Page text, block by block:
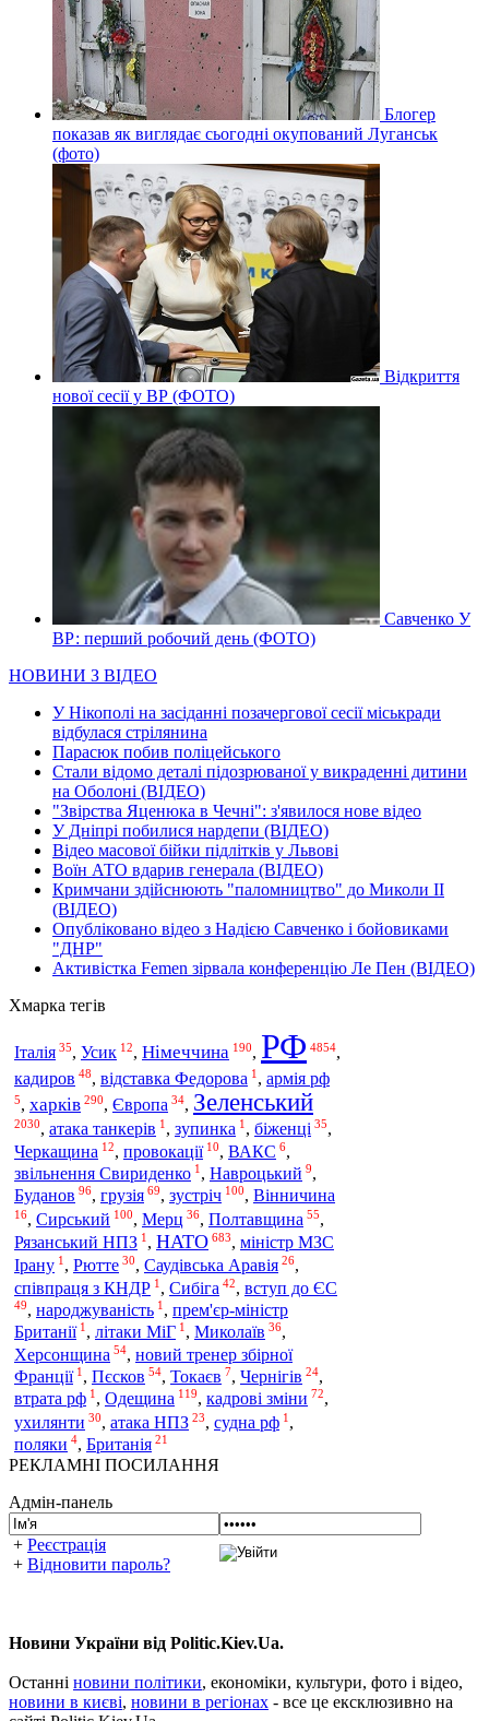
Блогер
показав як виглядає сьогодні окупований Луганськ
(фото)
Відкриття
нової сесії у ВР (ФОТО)
Савченко У
ВР: перший робочий день (ФОТО)
НОВИНИ З ВІДЕО
У Нікополі на засіданні позачергової сесії міськради
відбулася стрілянина
Парасюк побив поліцейського
Стали відомо деталі підозрюваної у викраденні дитини
на Оболоні (ВІДЕО)
"Звірства Яценюка в Чечні": з'явилося нове відео
У Дніпрі побилися нардепи (ВІДЕО)
Відео масової бійки підлітків у Львові
Воїн АТО вдарив генерала (ВІДЕО)
Кримчани здійснюють "паломництво" до Миколи ІІ
(ВІДЕО)
Опубліковано відео з Надією Савченко і бойовиками
"ДНР"
Активістка Femen зірвала конференцію Ле Пен (ВІДЕО)
Хмарка тегів
Італія 35, Усик 12, Німеччина 190, РФ 4854,
кадиров 48, відставка Федорова 1 , армія рф
5, харків 290, Європа 34, Зеленський
2030, атака танкерів 1 , зупинка 1 , біженці 35,
Черкащина 12, провокації 10, ВАКС 6,
звільнення Свириденко 1 , Навроцький 9,
Буданов 96, грузія 69, зустріч 100, Вінничина
16, Сирський 100, Мерц 36, Полтавщина 55,
Рязанський НПЗ 1 , НАТО 683, міністр МЗС
Ірану 1 , Рютте 30, Саудівська Аравія 26,
співпраця з КНДР 1 , Сибіга 42, вступ до ЄС
49, народжуваність 1 , прем'єр-міністр
Британії 1 , літаки МіГ 1 , Миколаїв 36,
Херсонщина 54, новий тренер збірної
Франції 1 , Пєсков 54, Токаєв 7, Чернігів 24,
втрата рф 1 , Одещина 119, кадрові зміни 72,
ухилянти 30, атака НПЗ 23, судна рф 1 ,
поляки 4, Британія 21
РЕКЛАМНІ ПОСИЛАННЯ
Адмін-панель
+ Реєстрація
+ Відновити пароль?
Новини України від Politic.Kiev.Ua.
Останні новини політики, економіки, культури, фото і відео,
новини в києві, новини в регіонах - все це ексклюзивно на